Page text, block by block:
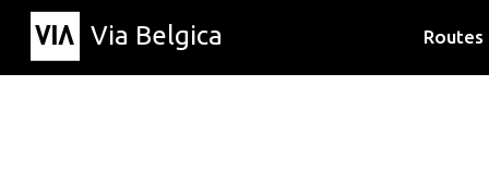
Via Belgica Routes